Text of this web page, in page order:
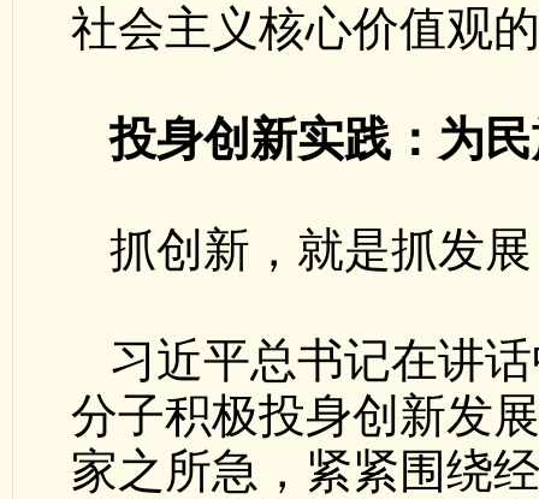
社会主义核心价值观
投身创新实践：为
抓创新，就是抓发
习近平总书记在讲
分子积极投身创新发
家之所急，紧紧围绕